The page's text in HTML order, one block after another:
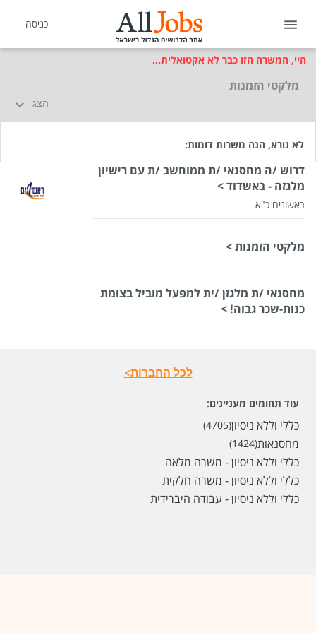
כניסה
היי, המשרה הזו כבר לא אקטואלית...
מלקטי הזמנות
הצג
שכר
מיקום
אשדוד
לא נורא, הנה משרות דומות:
דרוש /ה מחסנאי /ת ממוחשב /ת עם רישיון
מלגזה - באשדוד >
ראשונים כ"א
מלקטי הזמנות >
מחסנאי /ת מלגזן /ית למפעל מוביל בצומת
כנות-שכר גבוה! >
לכל החברות>
עוד תחומים מעניינים:
כללי וללא ניסיון(4705)
מחסנאות(1424)
כללי וללא ניסיון - משרה מלאה
כללי וללא ניסיון - משרה חלקית
כללי וללא ניסיון - עבודה היברידית